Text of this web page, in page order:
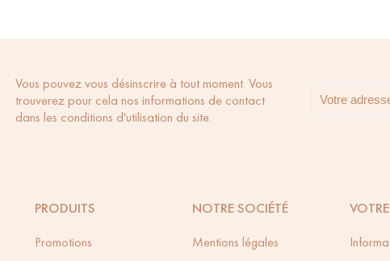
Vous pouvez vous désinscrire à tout moment. Vous
trouverez pour cela nos informations de contact
dans les conditions d'utilisation du site.
PRODUITS
Promotions
NOTRE SOCIÉTÉ
Mentions légales